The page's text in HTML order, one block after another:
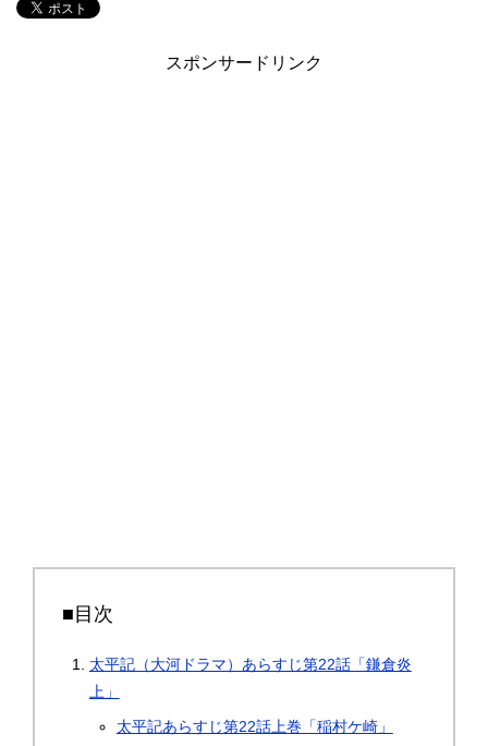
スポンサードリンク
■目次
太平記（大河ドラマ）あらすじ第22話「鎌倉炎
上」
太平記あらすじ第22話上巻「稲村ケ崎」